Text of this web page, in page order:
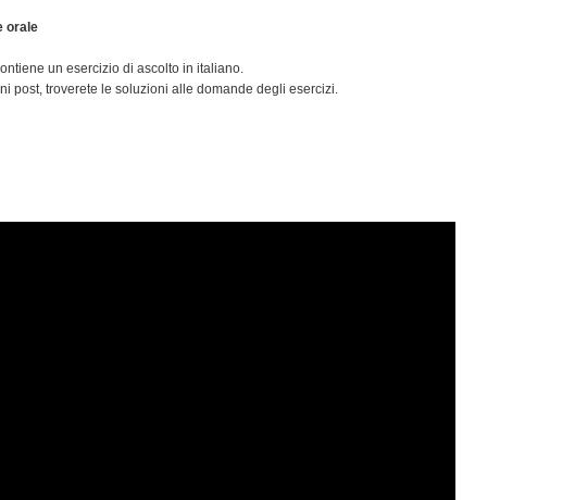
orale
un esercizio di ascolto in italiano.
post, troverete le soluzioni alle domande degli esercizi.